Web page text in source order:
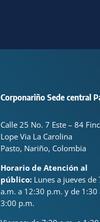
Corponariño Sede central
Calle 25 No. 7 Este – 84
Lope Via La Carolina
Pasto, Nariño, Colombia
Horario de Atención al
público:Lunes a jueves de
a.m. a 12:30 p.m. y de 1:30
3:00 p.m.